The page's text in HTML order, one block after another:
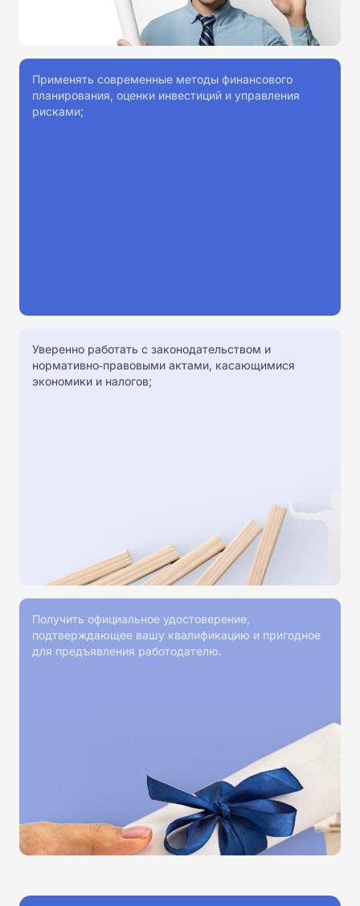
Применять современные методы финансового
планирования, оценки инвестиций и управления
рисками;
Уверенно работать с законодательством и
нормативно‑правовыми актами, касающимися
экономики и налогов;
Получить официальное удостоверение,
подтверждающее вашу квалификацию и пригодное
для предъявления работодателю.